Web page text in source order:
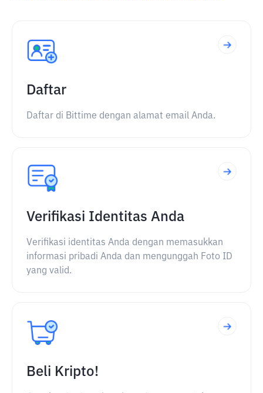
Daftar
Daftar di Bittime dengan alamat email Anda.
Verifikasi Identitas Anda
Verifikasi identitas Anda dengan memasukkan
informasi pribadi Anda dan mengunggah Foto ID
yang valid.
Beli Kripto!